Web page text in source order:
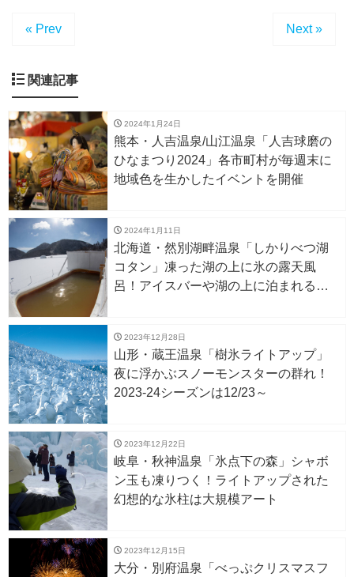
« Prev Next »
関連記事
2024年1月24日
熊本・人吉温泉/山江温泉「人吉球磨の
ひなまつり2024」各市町村が毎週末に
地域色を生かしたイベントを開催
2024年1月11日
北海道・然別湖畔温泉「しかりべつ湖
コタン」凍った湖の上に氷の露天風
呂！アイスバーや湖の上に泊まれるア
2023年12月28日
山形・蔵王温泉「樹氷ライトアップ」
夜に浮かぶスノーモンスターの群れ！
2023-24シーズンは12/23～
2023年12月22日
岐阜・秋神温泉「氷点下の森」シャボ
ン玉も凍りつく！ライトアップされた
幻想的な氷柱は大規模アート
2023年12月15日
大分・別府温泉「べっぷクリスマスフ